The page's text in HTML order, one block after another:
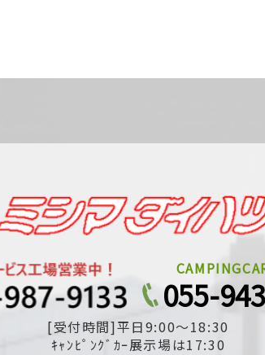
055-
[受付時間]平日9:00～18:30
ｷｬﾝﾋﾟﾝｸﾞｶｰ展示場は17:30